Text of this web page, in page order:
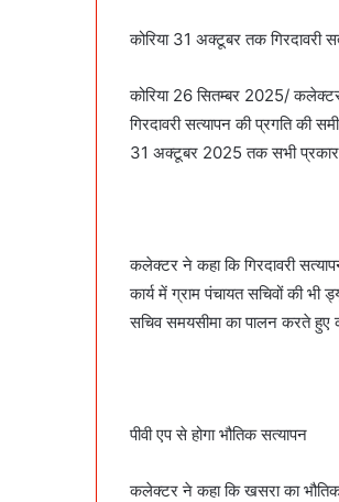
कोरिया 31 अक्टूबर तक गिरदावरी
कोरिया 26 सितम्बर 2025/
गिरदावरी सत्यापन की प्रगति की
31 अक्टूबर 2025 तक सभी प्रकार
कलेक्टर ने कहा कि गिरदावरी
कार्य में ग्राम पंचायत सचिवों की
सचिव समयसीमा का पालन करते हुए
पीवी एप से होगा भौतिक सत्यापन
कलेक्टर ने कहा कि खसरा का भौतिक